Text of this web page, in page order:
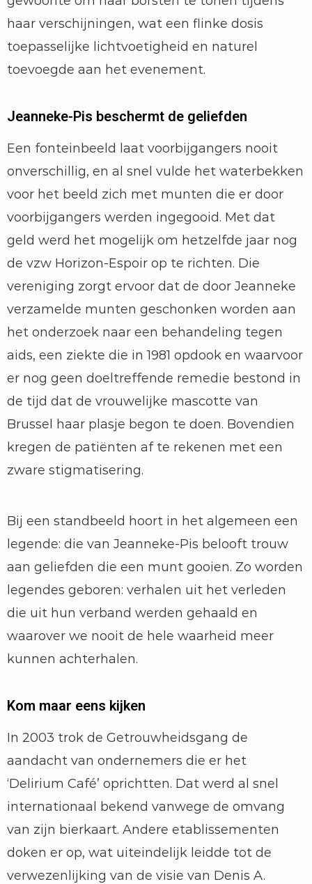
haar verschijningen, wat een flinke dosis
toepasselijke lichtvoetigheid en naturel
toevoegde aan het evenement.
Jeanneke-Pis beschermt de geliefden
Een fonteinbeeld laat voorbijgangers nooit
onverschillig, en al snel vulde het waterbekken
voor het beeld zich met munten die er door
voorbijgangers werden ingegooid. Met dat
geld werd het mogelijk om hetzelfde jaar nog
de vzw Horizon-Espoir op te richten. Die
vereniging zorgt ervoor dat de door Jeanneke
verzamelde munten geschonken worden aan
het onderzoek naar een behandeling tegen
aids, een ziekte die in 1981 opdook en waarvoor
er nog geen doeltreffende remedie bestond in
de tijd dat de vrouwelijke mascotte van
Brussel haar plasje begon te doen. Bovendien
kregen de patiënten af te rekenen met een
zware stigmatisering.
Bij een standbeeld hoort in het algemeen een
legende: die van Jeanneke-Pis belooft trouw
aan geliefden die een munt gooien. Zo worden
legendes geboren: verhalen uit het verleden
die uit hun verband werden gehaald en
waarover we nooit de hele waarheid meer
kunnen achterhalen.
Kom maar eens kijken
In 2003 trok de Getrouwheidsgang de
aandacht van ondernemers die er het
‘Delirium Café’ oprichtten. Dat werd al snel
internationaal bekend vanwege de omvang
van zijn bierkaart. Andere etablissementen
doken er op, wat uiteindelijk leidde tot de
verwezenlijking van de visie van Denis A.